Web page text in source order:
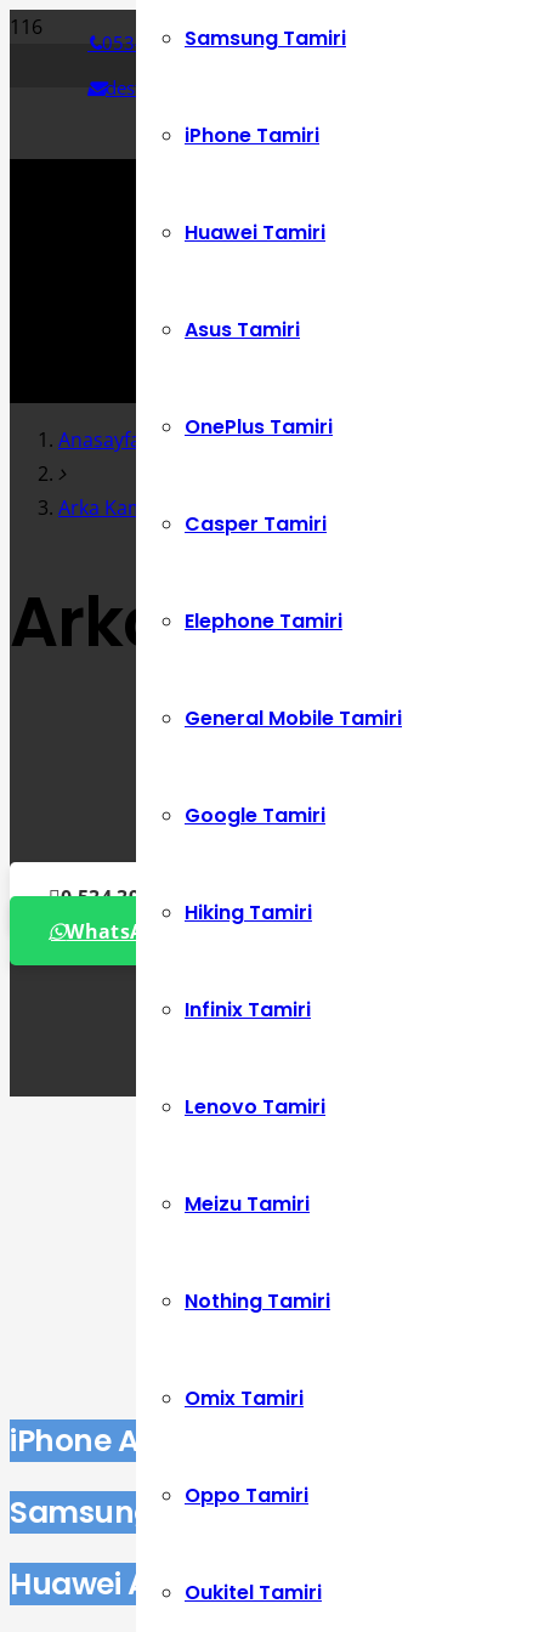
0534 392 72 86
destek@cepustam.com
Samsung Tamiri
iPhone Tamiri
Huawei Tamiri
Asus Tamiri
OnePlus Tamiri
Casper Tamiri
Elephone Tamiri
General Mobile Tamiri
Google Tamiri
Hiking Tamiri
Infinix Tamiri
Lenovo Tamiri
Meizu Tamiri
Nothing Tamiri
Omix Tamiri
Oppo Tamiri
Oukitel Tamiri
Anasayfa
Arka Kamera Değişimi
Arka Kamera
0 534 392 72 86
WhatsApp Destek Hattı
iPhone Arka Kamera Değişimi
Samsung Arka Kamera Değişimi
Huawei Arka Kamera Değişimi